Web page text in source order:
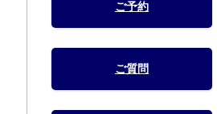
ご予約
ご質問